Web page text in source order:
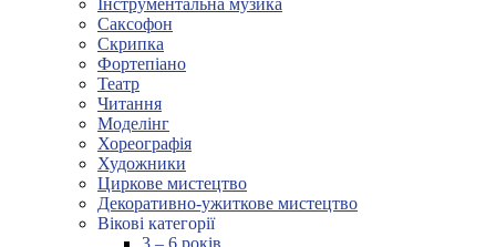
Інструментальна музика
Саксофон
Скрипка
Фортепіано
Театр
Читання
Моделінг
Хореографія
Художники
Циркове мистецтво
Декоративно-ужиткове мистецтво
Вікові категорії
3 – 6 років